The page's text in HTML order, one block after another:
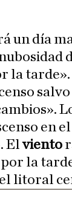
un día
la
en
Elviento
la
litoral